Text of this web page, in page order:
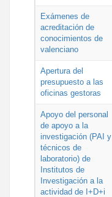
Exámenes de
acreditación de
conocimientos de
valenciano
Apertura del
presupuesto a las
oficinas gestoras
Apoyo del personal
de apoyo a la
investigación (PAI y
técnicos de
laboratorio) de
Institutos de
Investigación a la
actividad de I+D+i